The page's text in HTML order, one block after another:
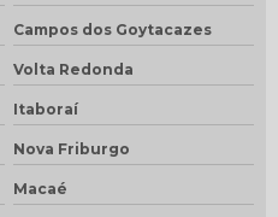
Campos dos Goytacazes
Volta Redonda
Itaboraí
Nova Friburgo
Macaé